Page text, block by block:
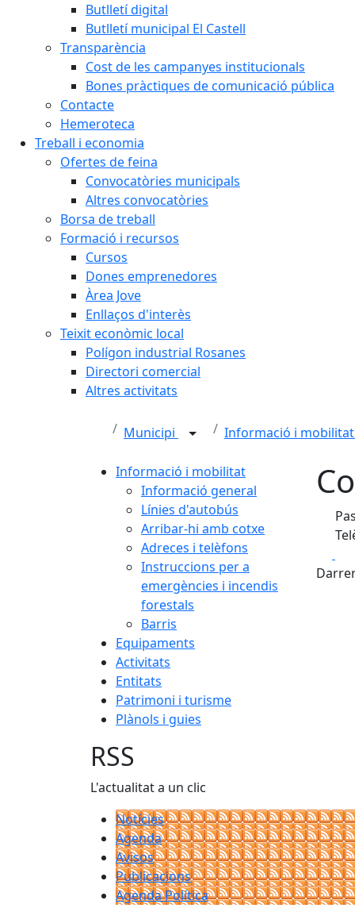
Butlletí digital
Butlletí municipal El Castell
Transparència
Cost de les campanyes institucionals
Bones pràctiques de comunicació pública
Contacte
Hemeroteca
Treball i economia
Ofertes de feina
Convocatòries municipals
Altres convocatòries
Borsa de treball
Formació i recursos
Cursos
Dones emprenedores
Àrea Jove
Enllaços d'interès
Teixit econòmic local
Polígon industrial Rosanes
Directori comercial
Altres activitats
Municipi Informació i mobilitat
Informació i mobilitat
Informació general
Línies d'autobús
Arribar-hi amb cotxe
Adreces i telèfons
Instruccions per a
emergències i incendis
forestals
Barris
Equipaments
Activitats
Entitats
Patrimoni i turisme
Plànols i guies
RSS
L'actualitat a un clic
Notícies
Agenda
Avisos
Publicacions
Agenda Política